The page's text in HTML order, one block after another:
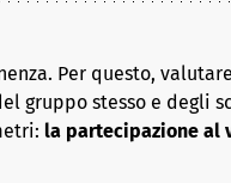
Per questo,
gruppo stesso e degli
la partecipazione al